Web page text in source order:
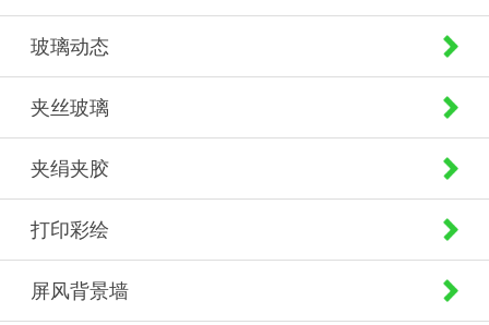
玻璃动态
夹丝玻璃
夹绢夹胶
打印彩绘
屏风背景墙